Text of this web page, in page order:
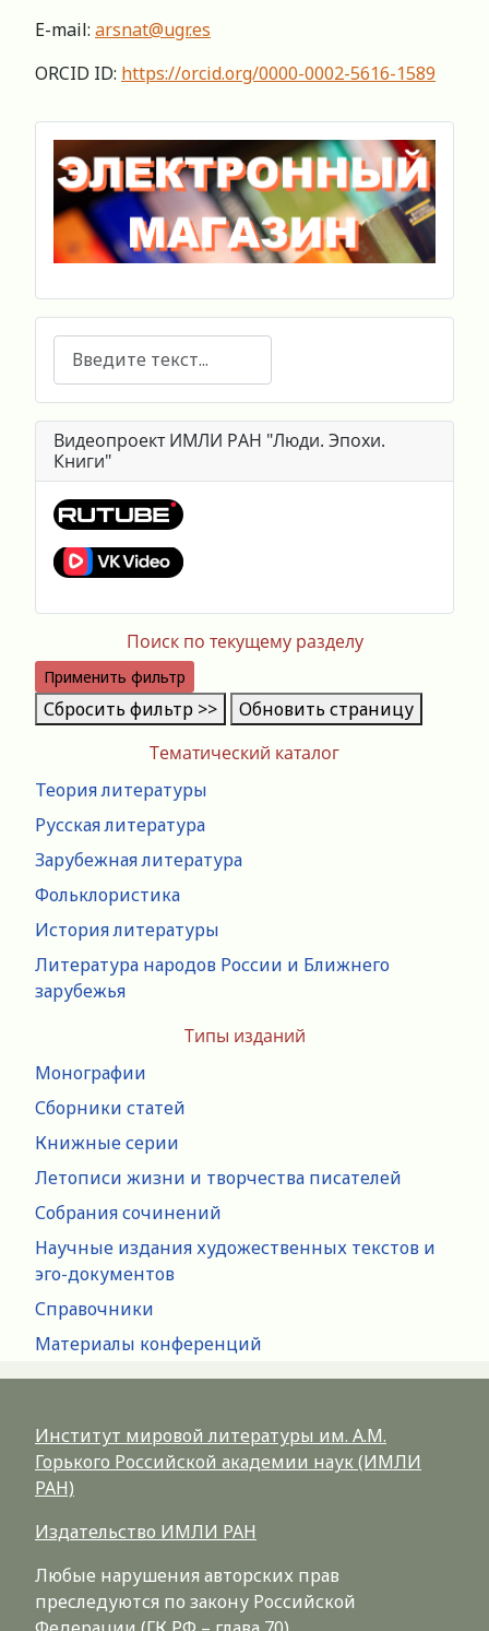
Тематический каталог
Теория литературы
Русская литература
Зарубежная литература
Фольклористика
История литературы
Литература народов России и Ближнего
зарубежья
Типы изданий
Монографии
Сборники статей
Книжные серии
Летописи жизни и творчества писателей
Собрания сочинений
Научные издания художественных текстов и
эго-документов
Справочники
Материалы конференций
E-mail: arsnat@ugr.es
ORCID ID: https://orcid.org/0000-0002-5616-1589
Поиск
Видеопроект ИМЛИ РАН "Люди. Эпохи.
Книги"
Поиск по текущему разделу
Применить фильтр
Сбросить фильтр >> Обновить страницу
Институт мировой литературы им. А.М.
Горького Российской академии наук (ИМЛИ
РАН)
Издательство ИМЛИ РАН
Любые нарушения авторских прав
преследуются по закону Российской